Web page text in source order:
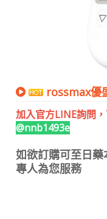
rossmax優
加入官方LINE詢問
@nnb1493e
如欲訂購可至日
專人為您服務